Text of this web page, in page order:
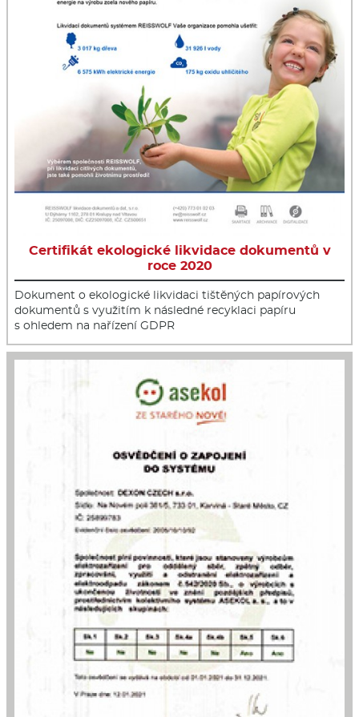
Certifikát ekologické likvidace dokumentů v
roce 2020
Dokument o ekologické likvidaci tištěných papírových
dokumentů s využitím k následné recyklaci papíru
s ohledem na nařízení GDPR